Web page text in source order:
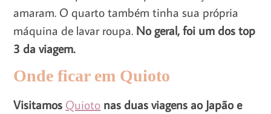
amaram. O quarto também tinha sua própria
máquina de lavar roupa. No geral, foi um dos top
3 da viagem.
Onde ficar em Quioto
Visitamos Quioto nas duas viagens ao Japão e